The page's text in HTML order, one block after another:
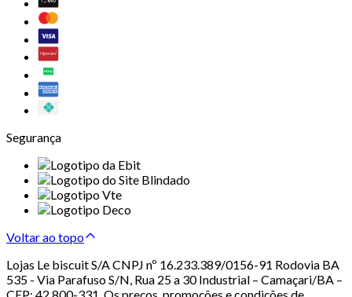
Segurança
Voltar ao topo
Lojas Le biscuit S/A CNPJ nº 16.233.389/0156-91 Rodovia BA
535 - Via Parafuso S/N, Rua 25 a 30 Industrial – Camaçari/BA –